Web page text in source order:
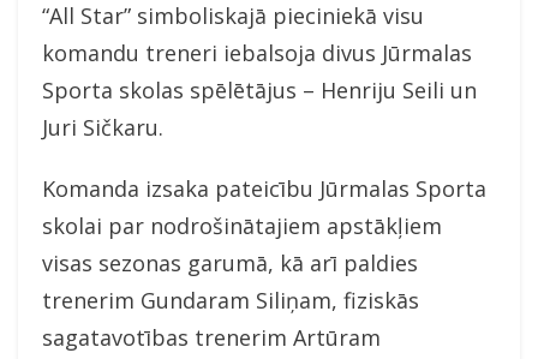
“All Star” simboliskajā pieciniekā visu
komandu treneri iebalsoja divus Jūrmalas
Sporta skolas spēlētājus – Henriju Seili un
Juri Sičkaru.
Komanda izsaka pateicību Jūrmalas Sporta
skolai par nodrošinātajiem apstākļiem
visas sezonas garumā, kā arī paldies
trenerim Gundaram Siliņam, fiziskās
sagatavotības trenerim Artūram